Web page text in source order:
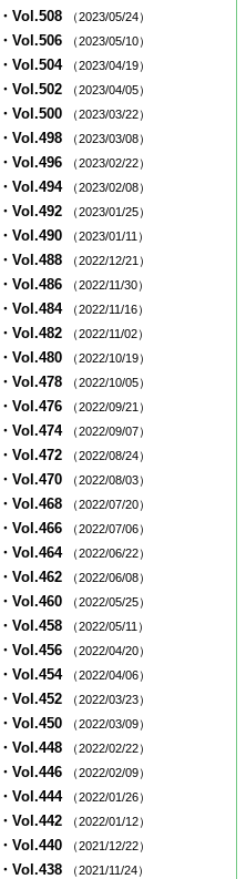
・Vol.508 （2023/05/24）
・Vol.506 （2023/05/10）
・Vol.504 （2023/04/19）
・Vol.502 （2023/04/05）
・Vol.500 （2023/03/22）
・Vol.498 （2023/03/08）
・Vol.496 （2023/02/22）
・Vol.494 （2023/02/08）
・Vol.492 （2023/01/25）
・Vol.490 （2023/01/11）
・Vol.488 （2022/12/21）
・Vol.486 （2022/11/30）
・Vol.484 （2022/11/16）
・Vol.482 （2022/11/02）
・Vol.480 （2022/10/19）
・Vol.478 （2022/10/05）
・Vol.476 （2022/09/21）
・Vol.474 （2022/09/07）
・Vol.472 （2022/08/24）
・Vol.470 （2022/08/03）
・Vol.468 （2022/07/20）
・Vol.466 （2022/07/06）
・Vol.464 （2022/06/22）
・Vol.462 （2022/06/08）
・Vol.460 （2022/05/25）
・Vol.458 （2022/05/11）
・Vol.456 （2022/04/20）
・Vol.454 （2022/04/06）
・Vol.452 （2022/03/23）
・Vol.450 （2022/03/09）
・Vol.448 （2022/02/22）
・Vol.446 （2022/02/09）
・Vol.444 （2022/01/26）
・Vol.442 （2022/01/12）
・Vol.440 （2021/12/22）
・Vol.438 （2021/11/24）